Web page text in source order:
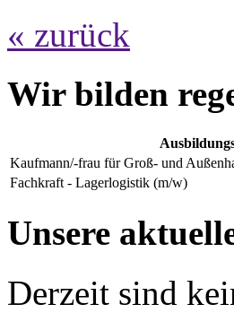
« zurück
Wir bilden
Kaufmann/-frau für Groß- und
Fachkraft - Lagerlogistik (m/w)
Unsere
Derzeit sind